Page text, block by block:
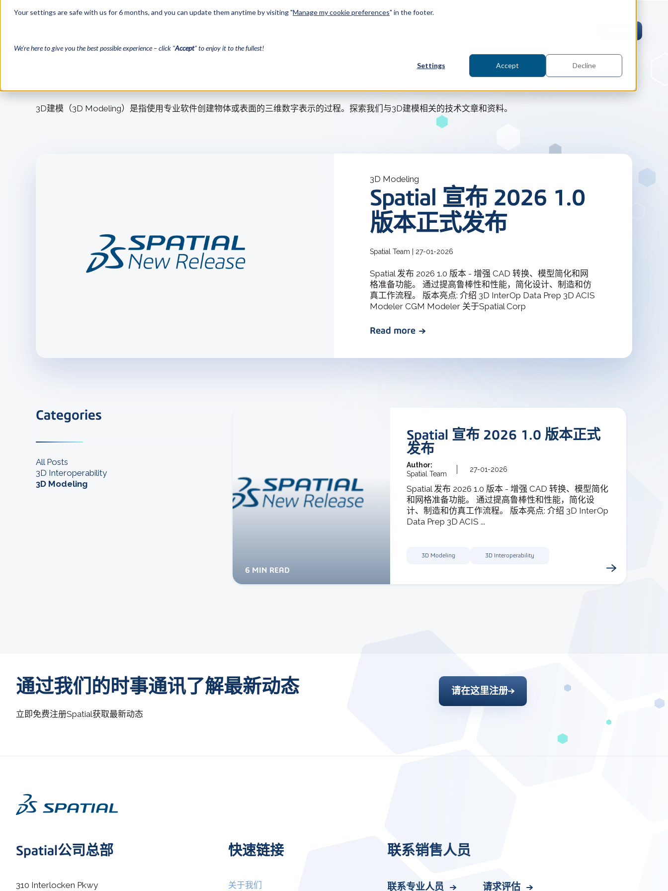
Your settings are safe with us for 6 months, and you can update them anytime by visiting "Manage my cookie preferences" in the footer.
We’re here to give you the best possible experience – click "Accept" to enjoy it to the fullest!
Settings Accept Decline
CGM Modeler
我们新的3D建模内核
3D ACIS Modeler
Constraint Design Solver
2D和3D模型的几何约束求解器
Traceparts 案例研究
案例研究/CAD
了解 Traceparts 为何选择 Spatial 的 SDK 来实
现其新的 TraceParts 3D Viewer Pro
3D建模（3D Modeling）是指使用专业软件创建物体或表面的三维数字表示的过程。探索我们与3D建模相关的技术文章和资料。
3D Modeling
Spatial 宣布 2026 1.0
版本正式发布
Spatial Team | 27-01-2026
Spatial 发布 2026 1.0 版本 - 增强 CAD 转换、模型简化和网
格准备功能。 通过提高鲁棒性和性能，简化设计、制造和仿
真工作流程。 版本亮点: 介绍 3D InterOp Data Prep 3D ACIS
Modeler CGM Modeler 关于Spatial Corp
Read more
Categories
All Posts
3D Interoperability
3D Modeling
6 MIN READ
Spatial 宣布 2026 1.0 版本正式
发布
Author:
Spatial Team
27-01-2026
Spatial 发布 2026 1.0 版本 - 增强 CAD 转换、模型简化
和网格准备功能。 通过提高鲁棒性和性能，简化设
计、制造和仿真工作流程。 版本亮点: 介绍 3D InterOp
Data Prep 3D ACIS ...
3D Modeling 3D Interoperability
通过我们的时事通讯了解最新动态
立即免费注册Spatial获取最新动态
I agree to allow Spatial Corp
请在这里注册
Spatial公司总部
310 Interlocken Pkwy
快速链接
关于我们
联系销售人员
联系专业人员 请求评估